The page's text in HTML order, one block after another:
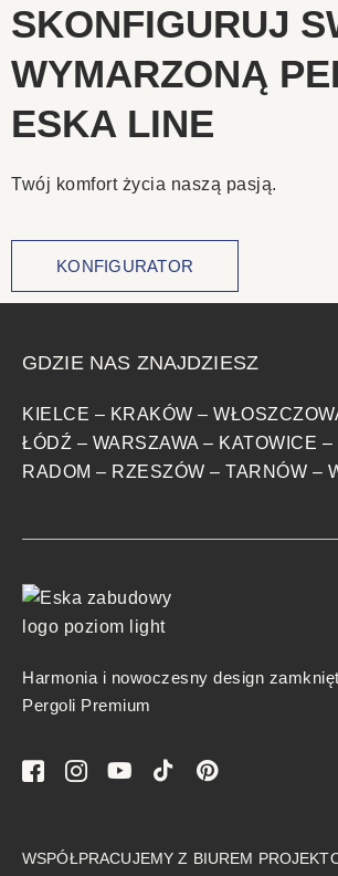
SKONFIGURUJ
WYMARZONĄ
ESKA LINE
Twój komfort życia naszą pasją.
KONFIGURATOR
GDZIE NAS ZNAJDZIESZ
KIELCE – KRAKÓW –
ŁÓDŹ – WARSZAWA – KATOWICE –
RADOM – RZESZÓW – TARNÓW –
Harmonia i nowoczesny design
Pergoli Premium
WSPÓŁPRACUJEMY Z BIUREM